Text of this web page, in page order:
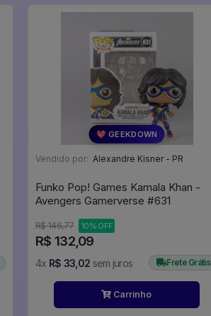
💖 GEEKDOWN
Vendido por: Alexandre Kisner - PR
Funko Pop! Games Kamala Khan -
Avengers Gamerverse #631
R$ 146,77 10% OFF
R$ 132,09
4x R$ 33,02 sem juros Frete Grátis
Carrinho